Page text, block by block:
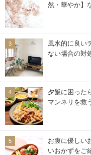
然・華やか】
風水的に良い
ない場合の対
夕飯に困った
マンネリを救
お腹に優しい
いおかずをご